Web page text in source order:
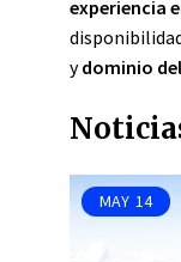
experiencia
ydominio
MAY 14